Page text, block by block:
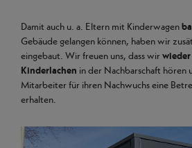
Damit auch u. a. Eltern mit Kinderwagen
Gebäude gelangen können, haben wir
eingebaut. Wir freuen uns, dass wir
Kinderlachen in der Nachbarschaft hören
Mitarbeiter für ihren Nachwuchs eine
erhalten.